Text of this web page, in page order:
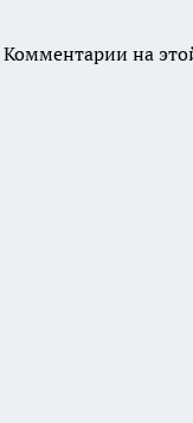
Комментарии на